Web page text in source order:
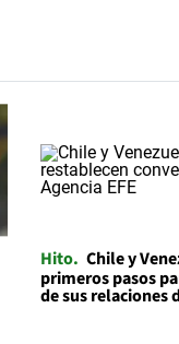
Hito Chile y
primeros pasos
de sus relaciones